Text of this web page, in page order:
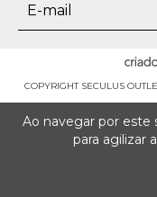
Ao navegar por este
para agilizar
COPYRIGHT SECULUS